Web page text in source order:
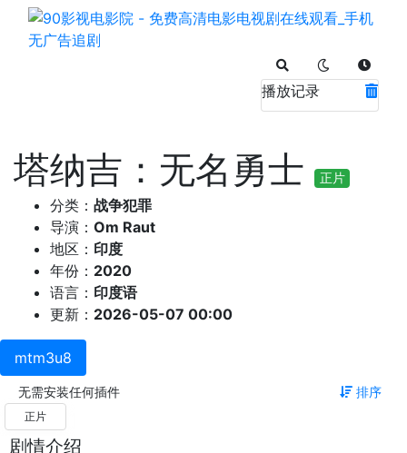
播放记录
塔纳吉：无名勇士 正片
分类： 战争犯罪
导演： Om Raut
地区： 印度
年份： 2020
语言： 印度语
更新： 2026-05-07 00:00
mtm3u8
无需安装任何插件 排序
正片
剧情介绍